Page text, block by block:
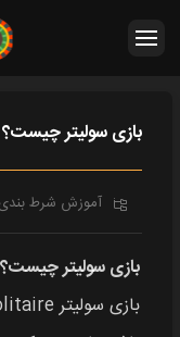
بازی سولیتر چیست؟
آموزش شرط
بازی سولیتر چیست؟